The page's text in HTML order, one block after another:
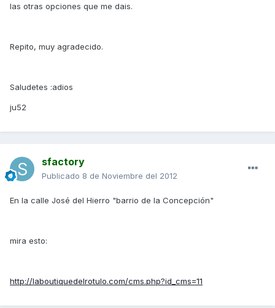
las otras opciones que me dais.
Repito, muy agradecido.
Saludetes :adios
ju52
sfactory
Publicado 8 de Noviembre del 2012
En la calle José del Hierro "barrio de la Concepción"
mira esto:
http://laboutiquedelrotulo.com/cms.php?id_cms=11